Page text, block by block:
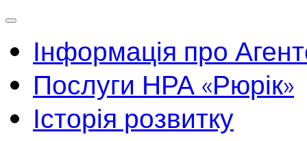
Інформація про
Послуги НРА «Рюрік»
Історія розвитку